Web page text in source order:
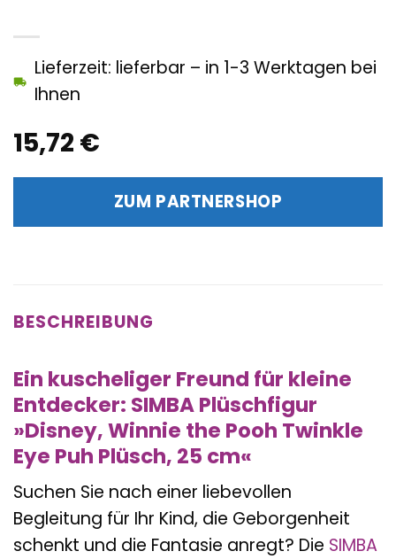
15,72 €
Lieferzeit: lieferbar – in 1-3 Werktagen bei
Ihnen
ZUM PARTNERSHOP
BESCHREIBUNG
Ein kuscheliger Freund für kleine
Entdecker: SIMBA Plüschfigur
»Disney, Winnie the Pooh Twinkle
Eye Puh Plüsch, 25 cm«
Suchen Sie nach einer liebevollen
Begleitung für Ihr Kind, die Geborgenheit
schenkt und die Fantasie anregt? Die SIMBA